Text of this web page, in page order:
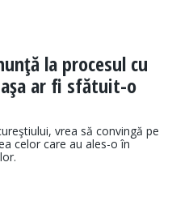
la procesul cu
aşa ar fi sfătuit-o
vrea să convingă pe
celor care au ales-o în